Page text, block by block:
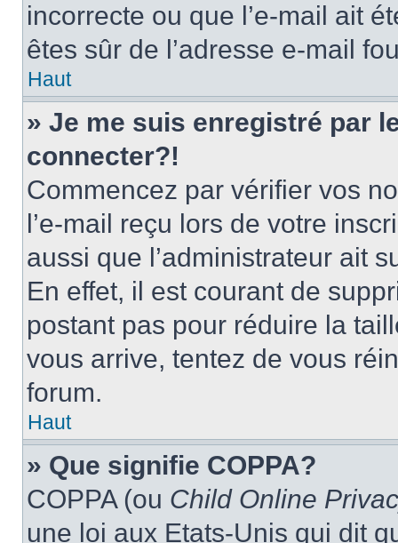
incorrecte ou que l’e-mail ait
êtes sûr de l’adresse e-mail
Haut
» Je me suis enregistré par
connecter?!
Commencez par vérifier vos
l’e-mail reçu lors de votre
aussi que l’administrateur ait
En effet, il est courant de
postant pas pour réduire la
vous arrive, tentez de vous
forum.
Haut
» Que signifie COPPA?
COPPA (ou Child Online
une loi aux Etats-Unis qui dit